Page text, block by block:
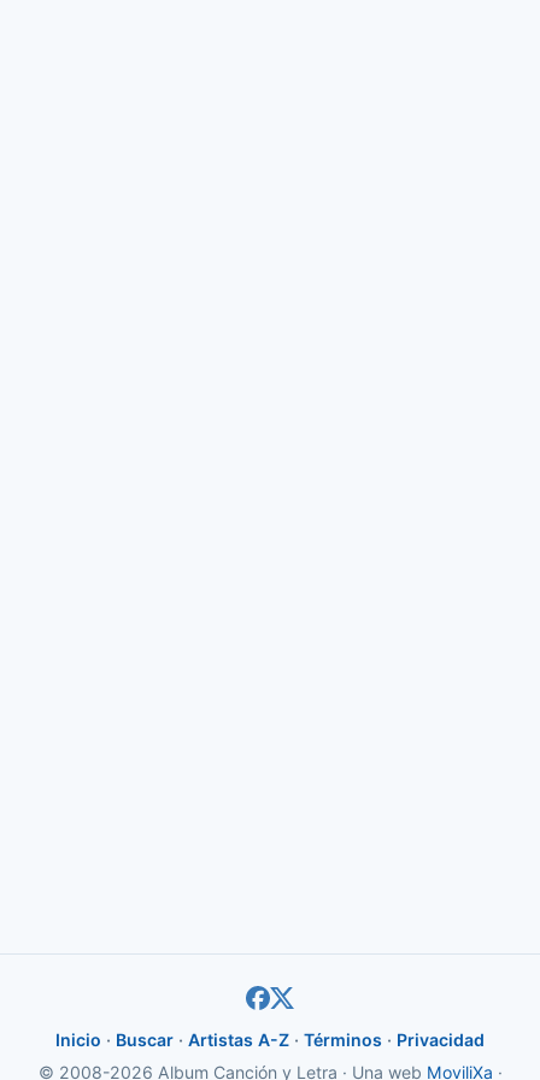
Inicio · Buscar · Artistas A-Z · Términos · Privacidad
© 2008-2026 Album Canción y Letra · Una web MoviliXa ·